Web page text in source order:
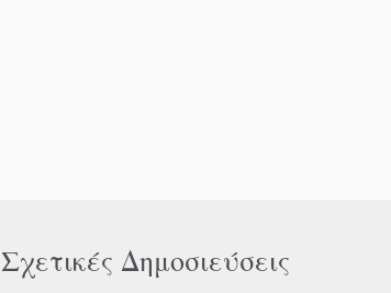
Σχετικές Δημοσιεύσεις